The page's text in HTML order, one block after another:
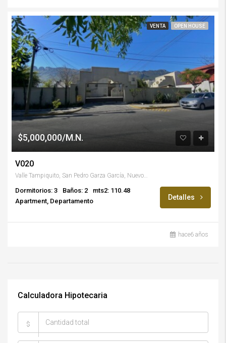
VENTA OPEN HOUSE
$5,000,000/M.N.
V020
Dormitorios: 3 Baños: 2
mts2: 110.48
Apartment, Departamento
Detalles
hace6 años
Calculadora Hipotecaria
$